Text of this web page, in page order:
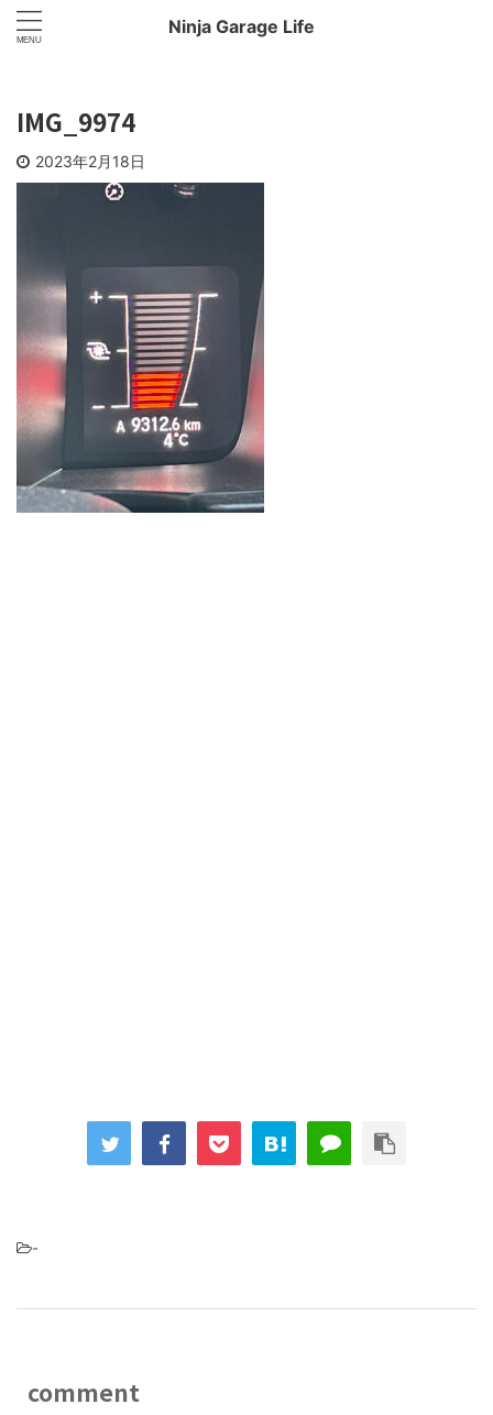
Ninja Garage Life
IMG_9974
2023年2月18日
-
comment